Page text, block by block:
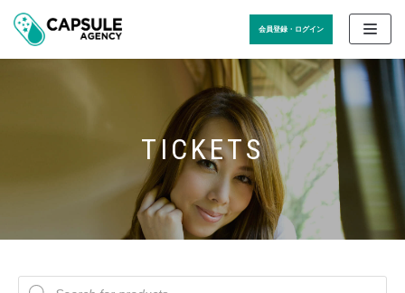
Skip
to
content
会員登録・ログイン
TICKETS